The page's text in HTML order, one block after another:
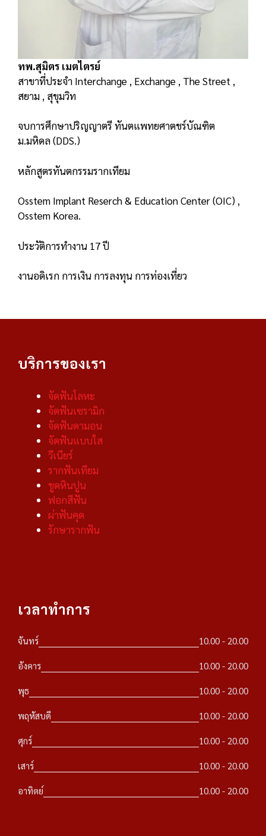
ทพ.สุมิตร เมตไตรย์
สาขาที่ประจำ Interchange , Exchange , The Street ,
สยาม , สุขุมวิท
จบการศึกษาปริญญาตรี ทันตแพทยศาตชร์บัณฑิต
ม.มหิดล (DDS.)
หลักสูตรทันตกรรมรากเทียม
Osstem Implant Reserch & Education Center (OIC) ,
Osstem Korea.
ประวัติการทำงาน 17 ปี
งานอดิเรก การเงิน การลงทุน การท่องเที่ยว
บริการของเรา
จัดฟันโลหะ
จัดฟันเซรามิก
จัดฟันดามอน
จัดฟันแบบใส
วีเนียร์
รากฟันเทียม
ขูดหินปูน
ฟอกสีฟัน
ผ่าฟันคุด
รักษารากฟัน
เวลาทำการ
จันทร์ 10.00 - 20.00
อังคาร 10.00 - 20.00
พุธ 10.00 - 20.00
พฤหัสบดี 10.00 - 20.00
ศุกร์ 10.00 - 20.00
เสาร์ 10.00 - 20.00
อาทิตย์ 10.00 - 20.00